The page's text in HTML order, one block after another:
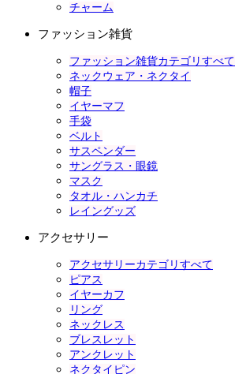
チャーム
ファッション雑貨
ファッション雑貨カテゴリすべて
ネックウェア・ネクタイ
帽子
イヤーマフ
手袋
ベルト
サスペンダー
サングラス・眼鏡
マスク
タオル・ハンカチ
レイングッズ
アクセサリー
アクセサリーカテゴリすべて
ピアス
イヤーカフ
リング
ネックレス
ブレスレット
アンクレット
ネクタイピン